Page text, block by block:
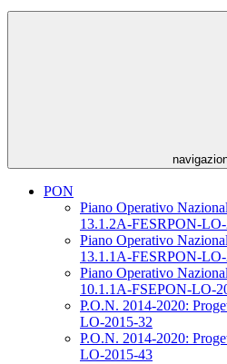
PON
Piano Operativo
13.1.2A-FESRPON-
Piano Operativo
13.1.1A-FESRPON-
Piano Operativo
10.1.1A-FSEPON-LO-
P.O.N. 2014-2020:
LO-2015-32
P.O.N. 2014-2020:
LO-2015-43